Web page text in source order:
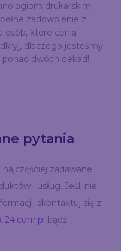
drukarskim,
zadowolenie z
osób, które cenią
dlaczego jesteśmy
dwóch dekad!
pytania
zadawane
i usług. Jeśli nie
skontaktuj się z
24.com.pl bądź